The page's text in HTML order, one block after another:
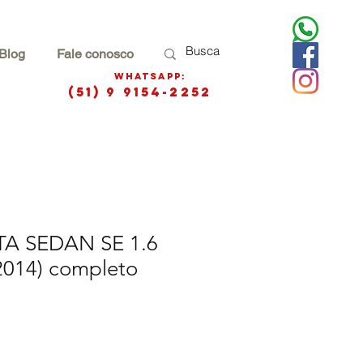
Fale conosco
WhatsApp:
(51) 9 9154-2252
SEDAN SE 1.6
completo